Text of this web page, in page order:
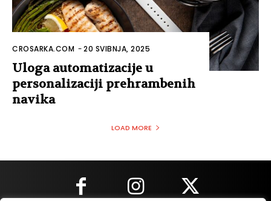
CROSARKA.COM -20 SVIBNJA, 2025
Uloga automatizacije u
personalizaciji prehrambenih
navika
LOAD MORE